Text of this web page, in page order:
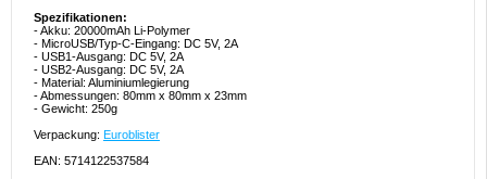
Spezifikationen:
- Akku: 20000mAh Li-Polymer
- MicroUSB/Typ-C-Eingang: DC 5V, 2A
- USB1-Ausgang: DC 5V, 2A
- USB2-Ausgang: DC 5V, 2A
- Material: Aluminiumlegierung
- Abmessungen: 80mm x 80mm x 23mm
- Gewicht: 250g
Verpackung: Euroblister
EAN: 5714122537584